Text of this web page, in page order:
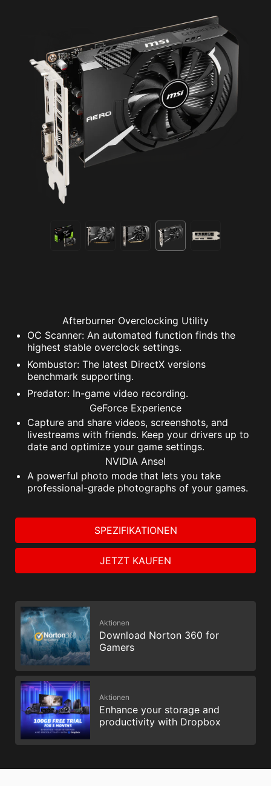
Afterburner Overclocking Utility
OC Scanner: An automated function finds the
highest stable overclock settings.
Kombustor: The latest DirectX versions
benchmark supporting.
Predator: In-game video recording.
GeForce Experience
Capture and share videos, screenshots, and
livestreams with friends. Keep your drivers up to
date and optimize your game settings.
NVIDIA Ansel
A powerful photo mode that lets you take
professional-grade photographs of your games.
SPEZIFIKATIONEN
JETZT KAUFEN
Aktionen
Download Norton 360 for
Gamers
Aktionen
Enhance your storage and
productivity with Dropbox